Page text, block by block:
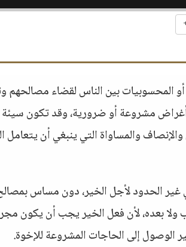
المحسوبيات بين الناس لقضاء مصالحهم
مشروعة أو ضرورية، وقد تكون سيئة
والمساواة التي ينبغي أن
غير الحدود لأجل الخير، دون مساس
بعده، لأن فعل الخير يجب أن يكون
الوصول إلى الحاجات المشروعة للإخوة.